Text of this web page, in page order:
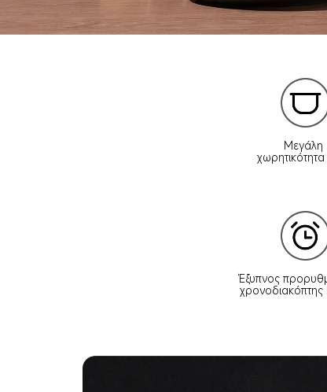
Έξυπνος
Μεγάλη